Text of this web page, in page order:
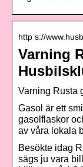
http s://
Varning
Varning Rusta
Gasol är ett
gasolflaskor
av våra lokala
Besökte idag
sägs ju vara